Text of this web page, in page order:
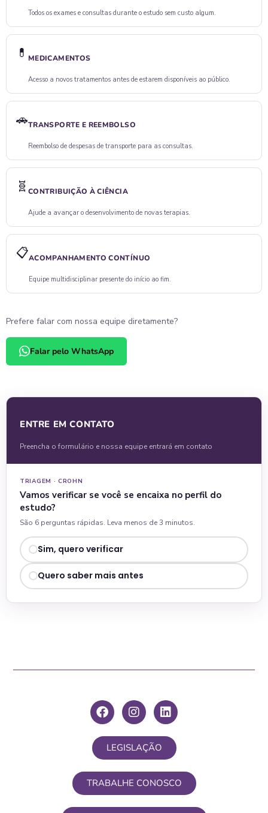
Todos os exames e consultas durante o estudo sem custo algum.
💊 MEDICAMENTOS
Acesso a novos tratamentos antes de estarem disponíveis ao público.
🚗TRANSPORTE E REEMBOLSO
Reembolso de despesas de transporte para as consultas.
🧬 CONTRIBUIÇÃO À CIÊNCIA
Ajude a avançar o desenvolvimento de novas terapias.
📋ACOMPANHAMENTO CONTÍNUO
Equipe multidisciplinar presente do início ao fim.
Prefere falar com nossa equipe diretamente?
Falar pelo WhatsApp
ENTRE EM CONTATO
Preencha o formulário e nossa equipe entrará em contato
TRIAGEM · CROHN
Vamos verificar se você se encaixa no perfil do
estudo?
São 6 perguntas rápidas. Leva menos de 3 minutos.
Sim, quero verificar
Quero saber mais antes
LEGISLAÇÃO
TRABALHE CONOSCO